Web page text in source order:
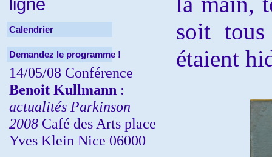
ligne
Calendrier
Demandez le programme !
14/05/08 Conférence
Benoit Kullmann :
actualités Parkinson
2008 Café des Arts place
Yves Klein Nice 06000
soit
étaient